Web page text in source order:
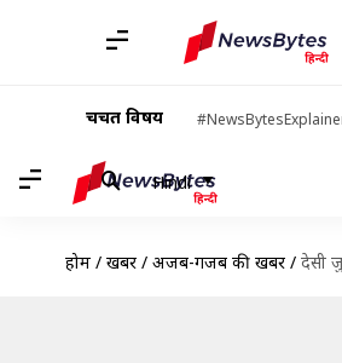
चर्चित विषय
Hindi
होम / खबरें / अजब-गजब की खबरें / देसी